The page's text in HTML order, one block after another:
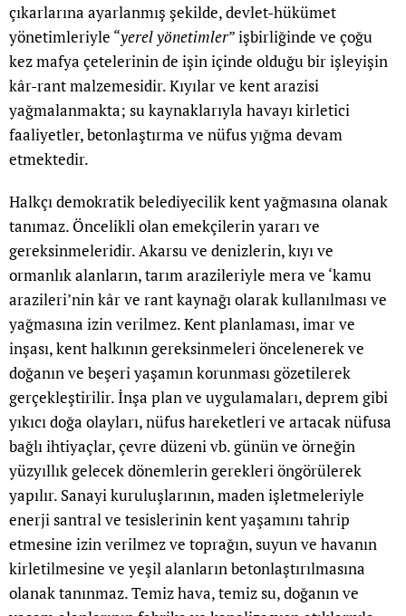
çıkarlarına ayarlanmış şekilde, devlet-hükümet
yönetimleriyle “yerel yönetimler” işbirliğinde ve çoğu
kez mafya çetelerinin de işin içinde olduğu bir işleyişin
kâr-rant malzemesidir. Kıyılar ve kent arazisi
yağmalanmakta; su kaynaklarıyla havayı kirletici
faaliyetler, betonlaştırma ve nüfus yığma devam
etmektedir.
Halkçı demokratik belediyecilik kent yağmasına olanak
tanımaz. Öncelikli olan emekçilerin yararı ve
gereksinmeleridir. Akarsu ve denizlerin, kıyı ve
ormanlık alanların, tarım arazileriyle mera ve ‘kamu
arazileri’nin kâr ve rant kaynağı olarak kullanılması ve
yağmasına izin verilmez. Kent planlaması, imar ve
inşası, kent halkının gereksinmeleri öncelenerek ve
doğanın ve beşeri yaşamın korunması gözetilerek
gerçekleştirilir. İnşa plan ve uygulamaları, deprem gibi
yıkıcı doğa olayları, nüfus hareketleri ve artacak nüfusa
bağlı ihtiyaçlar, çevre düzeni vb. günün ve örneğin
yüzyıllık gelecek dönemlerin gerekleri öngörülerek
yapılır. Sanayi kuruluşlarının, maden işletmeleriyle
enerji santral ve tesislerinin kent yaşamını tahrip
etmesine izin verilmez ve toprağın, suyun ve havanın
kirletilmesine ve yeşil alanların betonlaştırılmasına
olanak tanınmaz. Temiz hava, temiz su, doğanın ve